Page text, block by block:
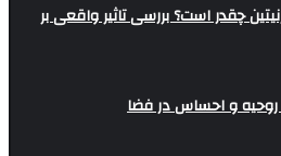
چقدر است؟ بررسی تاثیر واقعی بر
روحیه و احساس در فضا